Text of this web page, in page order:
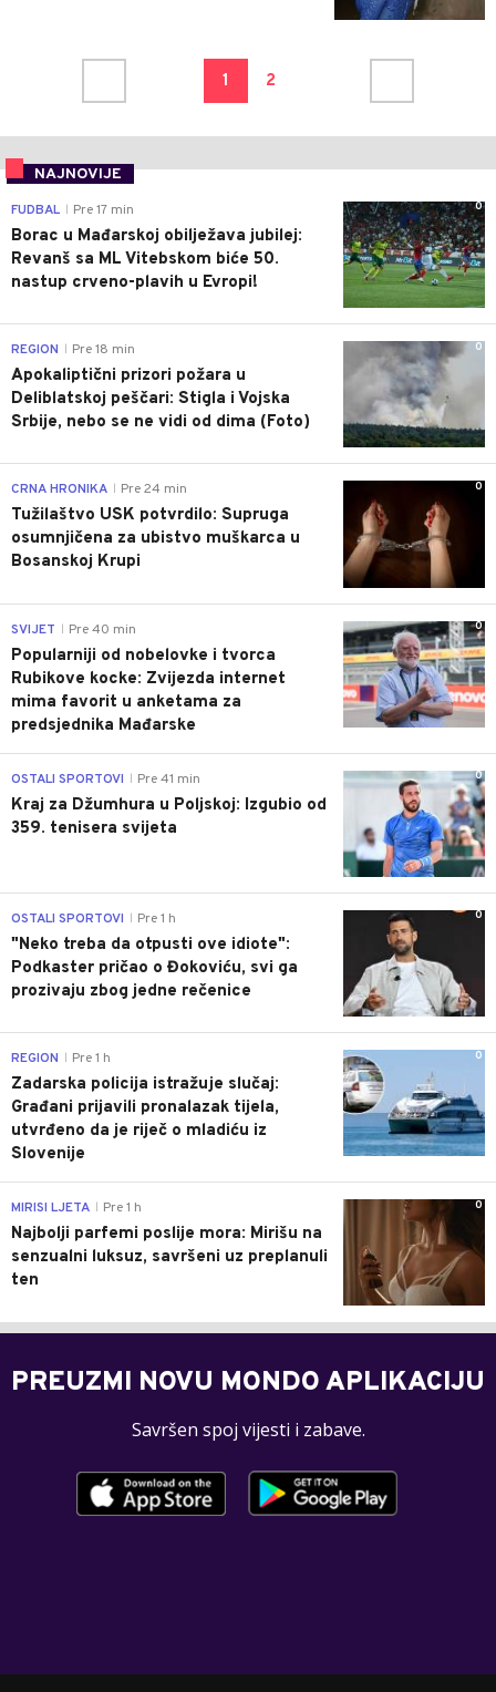
1 2
NAJNOVIJE
0
FUDBAL Pre 17 min
Borac u Mađarskoj obilježava jubilej:
Revanš sa ML Vitebskom biće 50.
nastup crveno-plavih u Evropi!
0
REGION Pre 18 min
Apokaliptični prizori požara u
Deliblatskoj peščari: Stigla i Vojska
Srbije, nebo se ne vidi od dima (Foto)
0
CRNA HRONIKA Pre 24 min
Tužilaštvo USK potvrdilo: Supruga
osumnjičena za ubistvo muškarca u
Bosanskoj Krupi
0
SVIJET Pre 40 min
Popularniji od nobelovke i tvorca
Rubikove kocke: Zvijezda internet
mima favorit u anketama za
predsjednika Mađarske
0
OSTALI SPORTOVI Pre 41 min
Kraj za Džumhura u Poljskoj: Izgubio od
359. tenisera svijeta
0
OSTALI SPORTOVI Pre 1 h
"Neko treba da otpusti ove idiote":
Podkaster pričao o Đokoviću, svi ga
prozivaju zbog jedne rečenice
0
REGION Pre 1 h
Zadarska policija istražuje slučaj:
Građani prijavili pronalazak tijela,
utvrđeno da je riječ o mladiću iz
Slovenije
0
MIRISI LJETA Pre 1 h
Najbolji parfemi poslije mora: Mirišu na
senzualni luksuz, savršeni uz preplanuli
ten
PREUZMI NOVU MONDO APLIKACIJU
Savršen spoj vijesti i zabave.